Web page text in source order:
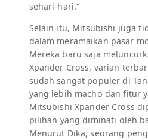
sehari-hari.”
Selain itu, Mitsubishi juga
dalam meramaikan pasar
Mereka baru saja
Xpander Cross, varian
sudah sangat populer di
yang lebih macho dan fitur
Mitsubishi Xpander Cross
pilihan yang diminati oleh
Menurut Dika, seorang